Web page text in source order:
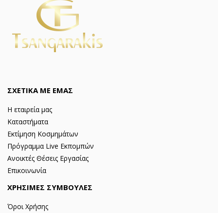
ΣΧΕΤΙΚΑ ΜΕ ΕΜΑΣ
Η εταιρεία μας
Καταστήματα
Εκτίμηση Κοσμημάτων
Πρόγραμμα Live Εκπομπών
Ανοικτές Θέσεις Εργασίας
Επικοινωνία
ΧΡΗΣΙΜΕΣ ΣΥΜΒΟΥΛΕΣ
Όροι Χρήσης